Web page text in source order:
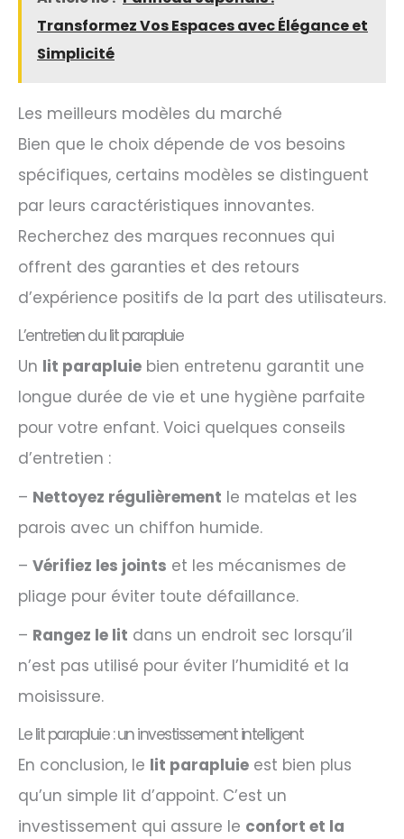
Transformez Vos Espaces avec Élégance et
Simplicité
Les meilleurs modèles du marché
Bien que le choix dépende de vos besoins
spécifiques, certains modèles se distinguent
par leurs caractéristiques innovantes.
Recherchez des marques reconnues qui
offrent des garanties et des retours
d’expérience positifs de la part des utilisateurs.
L’entretien du lit parapluie
Un lit parapluie bien entretenu garantit une
longue durée de vie et une hygiène parfaite
pour votre enfant. Voici quelques conseils
d’entretien :
– Nettoyez régulièrement le matelas et les
parois avec un chiffon humide.
– Vérifiez les joints et les mécanismes de
pliage pour éviter toute défaillance.
– Rangez le lit dans un endroit sec lorsqu’il
n’est pas utilisé pour éviter l’humidité et la
moisissure.
Le lit parapluie : un investissement intelligent
En conclusion, le lit parapluie est bien plus
qu’un simple lit d’appoint. C’est un
investissement qui assure le confort et la